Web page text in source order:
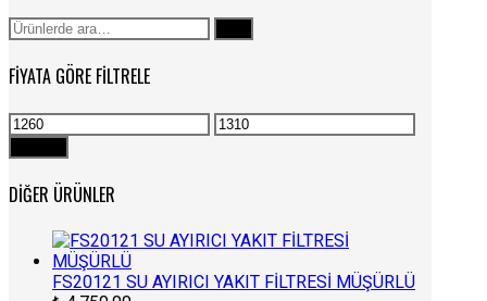
Ara:
FIYATA GÖRE FILTRELE
En
düşük
fiyat
En
yüksek
DIĞER ÜRÜNLER
FS20121 SU AYIRICI YAKIT FİLTRESİ MÜŞÜRLÜ